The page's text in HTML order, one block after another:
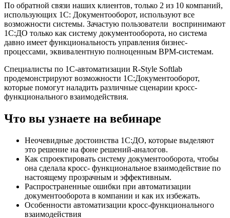
По обратной связи наших клиентов, только 2 из 10 компаний,
использующих 1С: Документооборот, используют все
возможности системы. Зачастую пользователи воспринимают
1С:ДО только как систему документооборота, но система
давно имеет функциональность управления бизнес-
процессами, эквивалентную полноценным BPM-системам.
Специалисты по 1С-автоматизации R-Style Softlab
продемонстрируют возможности 1С:Документооборот,
которые помогут наладить различные сценарии кросс-
функционального взаимодействия.
Что вы узнаете на вебинаре
Неочевидные достоинства 1С:ДО, которые выделяют
это решение на фоне решений-аналогов.
Как спроектировать систему документооборота, чтобы
она сделала кросс- функциональное взаимодействие по
настоящему прозрачным и эффективным.
Распространенные ошибки при автоматизации
документооборота в компании и как их избежать.
Особенности автоматизации кросс-функционального
взаимодействия